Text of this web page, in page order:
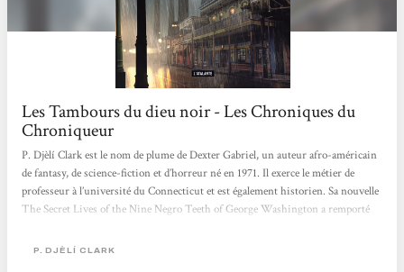
Les Tambours du dieu noir - Les Chroniques du
Chroniqueur
P. Djèlí Clark est le nom de plume de Dexter Gabriel, un auteur afro-américain
de fantasy, de science-fiction et d’horreur né en 1971. Il exerce le métier de
professeur à l’université du Connecticut et est également historien. Sa nouvelle
The Secret Lives of the Nine Negro Teeth of George Washington a remporté
Tambours du dieu noir et L’étrange affaire du Djinn du Caire, sont à l’origine
P. DJÈLÍ CLARK